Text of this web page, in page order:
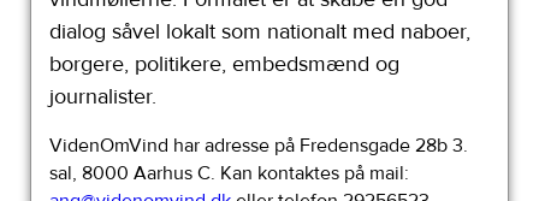
dialog såvel lokalt som nationalt med naboer,
borgere, politikere, embedsmænd og
journalister.
VidenOmVind har adresse på Fredensgade 28b 3.
sal, 8000 Aarhus C. Kan kontaktes på mail: